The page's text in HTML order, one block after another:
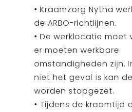
• Kraamzorg Nytha
de ARBO-richtlijnen.
• De werklocatie moet
er moeten werkbare
omstandigheden zijn.
niet het geval is kan
worden stopgezet.
• Tijdens de kraamtijd